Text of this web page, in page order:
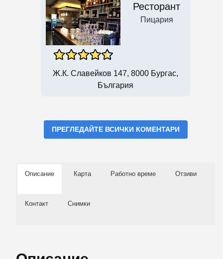
Ресторант
Пицария
Ж.к. Славейков 147, 8000 Бургас,
България
ПРЕГЛЕДАЙТЕ ВСИЧКИ КОМЕНТАРИ
Описание Карта Работно време Отзиви
Контакт Снимки